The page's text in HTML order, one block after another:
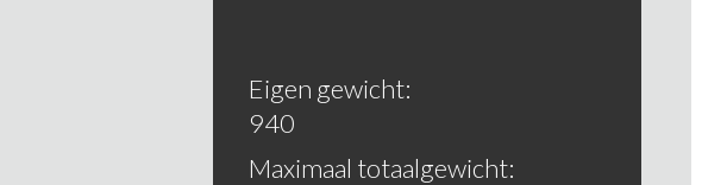
Eigen gewicht:
940
Maximaal totaalgewicht: